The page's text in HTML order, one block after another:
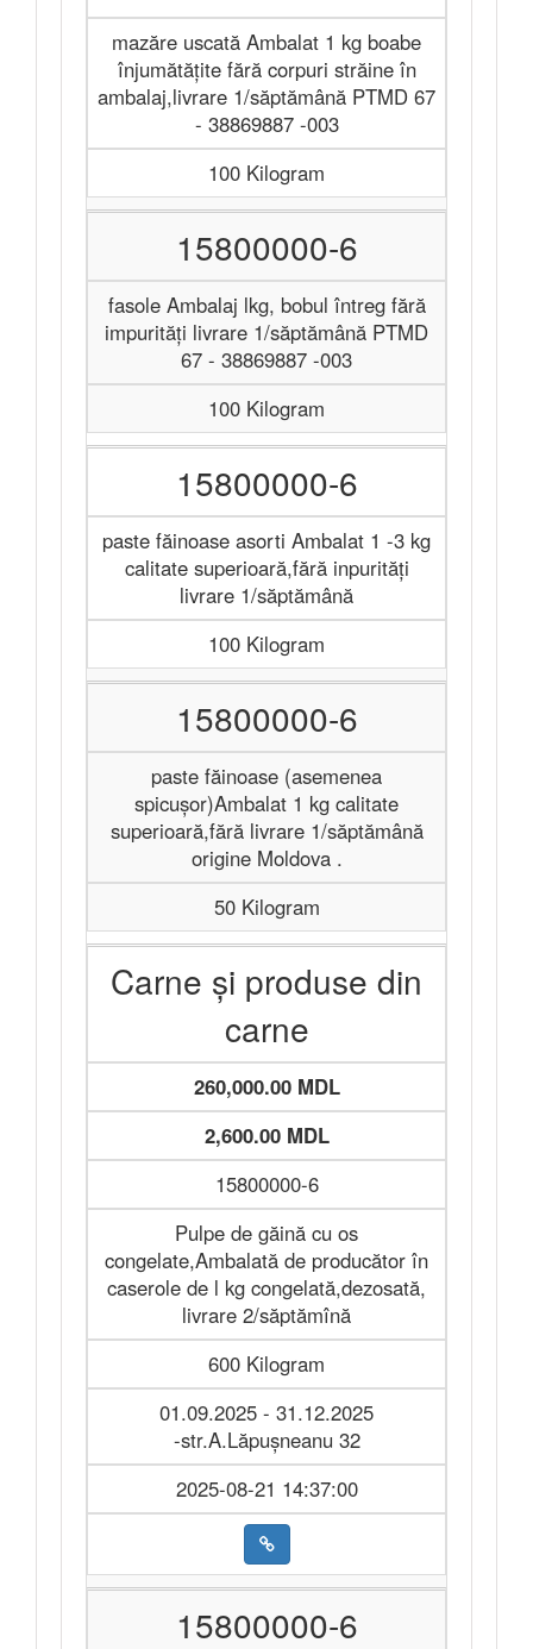
mazăre uscată Ambalat 1 kg boabe
înjumătăţite fără corpuri străine în
ambalaj,livrare 1/săptămână PTMD 67
- 38869887 -003
100 Kilogram
15800000-6
fasole Ambalaj lkg, bobul întreg fără
impurităţi livrare 1/săptămână PTMD
67 - 38869887 -003
100 Kilogram
15800000-6
paste făinoase asorti Ambalat 1 -3 kg
calitate superioară,fără inpurităţi
livrare 1/săptămână
100 Kilogram
15800000-6
paste făinoase (asemenea
spicușor)Ambalat 1 kg calitate
superioară,fără livrare 1/săptămână
origine Moldova .
50 Kilogram
Carne și produse din
carne
260,000.00 MDL
2,600.00 MDL
15800000-6
Pulpe de găină cu os
congelate,Ambalată de producător în
caserole de l kg congelată,dezosată,
livrare 2/săptămînă
600 Kilogram
01.09.2025 - 31.12.2025
-str.A.Lăpușneanu 32
2025-08-21 14:37:00
15800000-6